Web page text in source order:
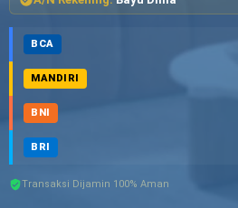
BCA
MANDIRI
BNI
BRI
Transaksi Dijamin 100% Aman